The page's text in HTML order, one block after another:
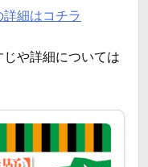
細はコチラ
や詳細については